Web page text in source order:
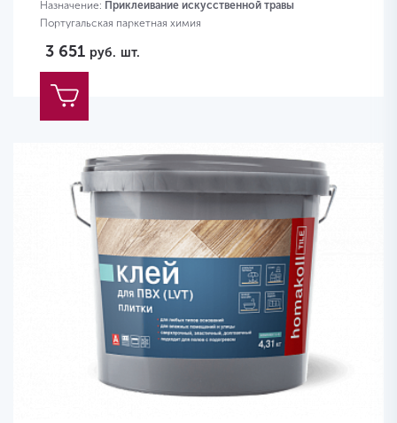
Назначение: Приклеивание искусственной травы
Португальская паркетная химия
3 651 руб. шт.